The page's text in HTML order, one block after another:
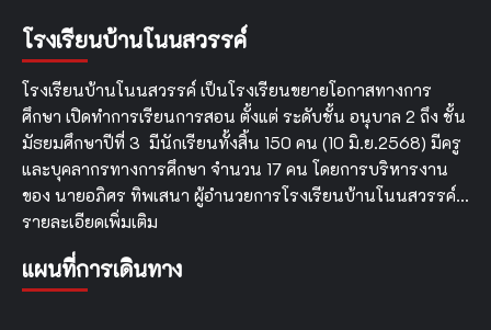
โรงเรียนบ้านโนนสวรรค์
โรงเรียนบ้านโนนสวรรค์ เป็นโรงเรียนขยายโอกาสทางการ
ศึกษา เปิดทำการเรียนการสอน ตั้งแต่ ระดับชั้น อนุบาล 2 ถึง ชั้น
มัธยมศึกษาปีที่ 3 มีนักเรียนทั้งสิ้น 150 คน (10 มิ.ย.2568) มีครู
และบุคลากรทางการศึกษา จำนวน 17 คน โดยการบริหารงาน
ของ นายอภิศร ทิพเสนา ผู้อำนวยการโรงเรียนบ้านโนนสวรรค์…
รายละเอียดเพิ่มเติม
แผนที่การเดินทาง